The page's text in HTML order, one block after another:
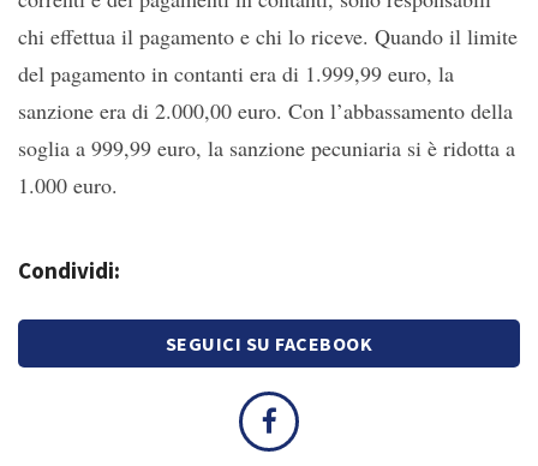
chi effettua il pagamento e chi lo riceve. Quando il limite
del pagamento in contanti era di 1.999,99 euro, la
sanzione era di 2.000,00 euro. Con l’abbassamento della
soglia a 999,99 euro, la sanzione pecuniaria si è ridotta a
1.000 euro.
Condividi:
SEGUICI SU FACEBOOK